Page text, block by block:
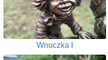
Wnuczka I